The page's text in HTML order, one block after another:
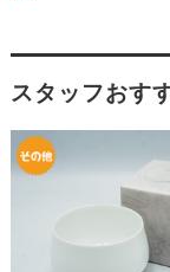
スタッフおす